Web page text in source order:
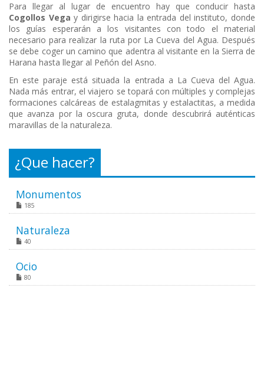
Para llegar al lugar de encuentro hay que conducir hasta
Cogollos Vegay dirigirse hacia la entrada del instituto, donde
los guías esperarán a los visitantes con todo el material
necesario para realizar la ruta por La Cueva del Agua. Después
se debe coger un camino que adentra al visitante en la Sierra de
Harana hasta llegar al Peñón del Asno.
En este paraje está situada la entrada a La Cueva del Agua.
Nada más entrar, el viajero se topará con múltiples y complejas
formaciones calcáreas de estalagmitas y estalactitas, a medida
que avanza por la oscura gruta, donde descubrirá auténticas
maravillas de la naturaleza.
¿Que hacer?
Monumentos
185
Naturaleza
40
Ocio
80